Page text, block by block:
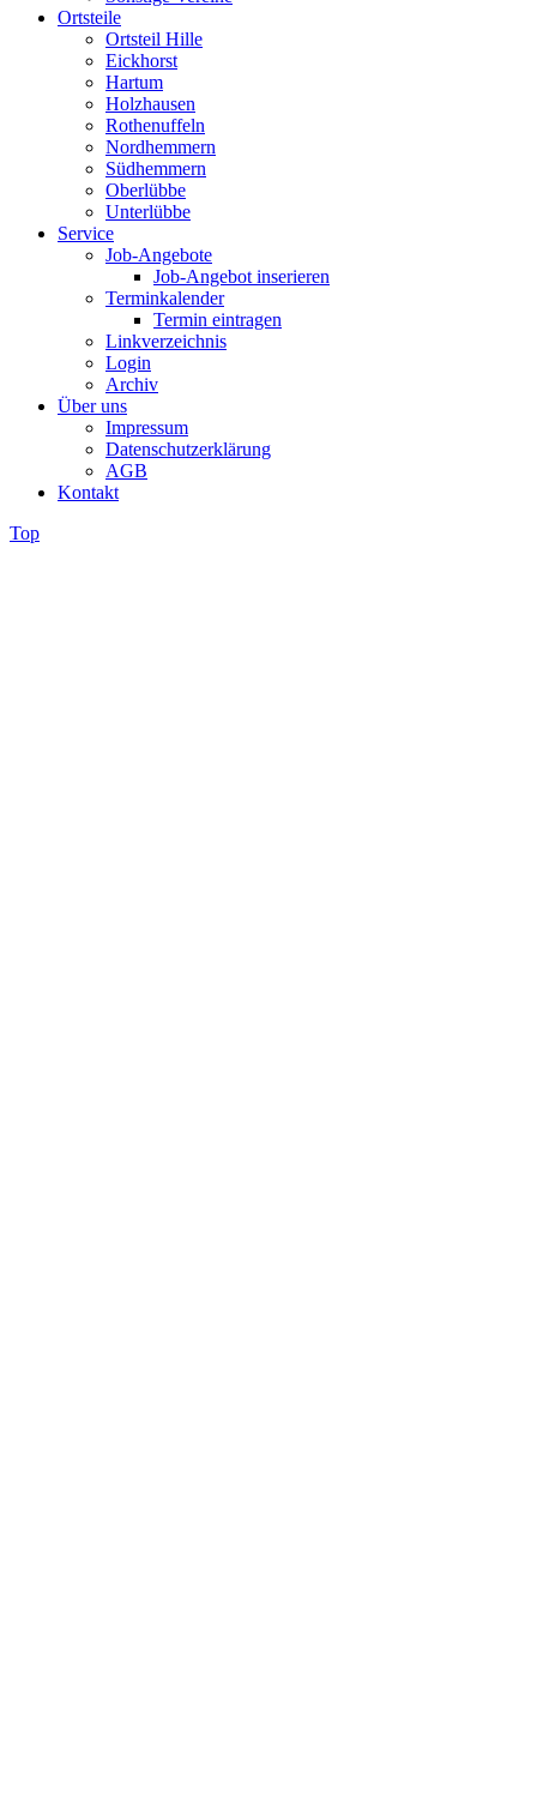
Ortsteile
Ortsteil Hille
Eickhorst
Hartum
Holzhausen
Rothenuffeln
Nordhemmern
Südhemmern
Oberlübbe
Unterlübbe
Service
Job-Angebote
Job-Angebot inserieren
Terminkalender
Termin eintragen
Linkverzeichnis
Login
Archiv
Über uns
Impressum
Datenschutzerklärung
AGB
Kontakt
Top